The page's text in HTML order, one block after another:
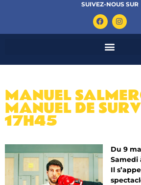
SUIVEZ-NOUS SUR
MANUEL
MANUEL DE
17H45
Du 9
Samedi
Il